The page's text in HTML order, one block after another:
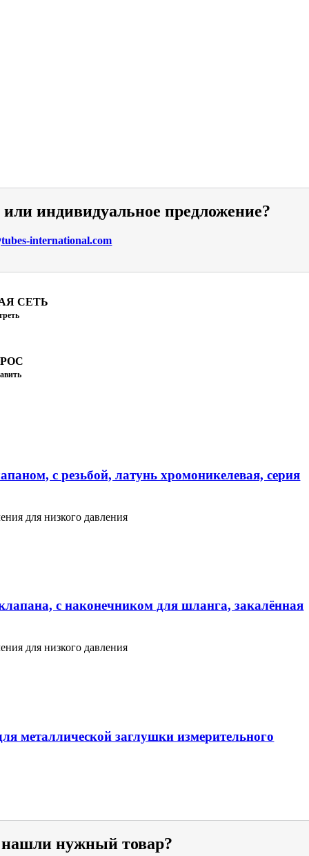
индивидуальное предложение?
international.com
СЕТЬ
с резьбой, латунь хромоникелевая, серия
для низкого давления
с наконечником для шланга, закалённая
для низкого давления
металлической заглушки измерительного
нужный товар?